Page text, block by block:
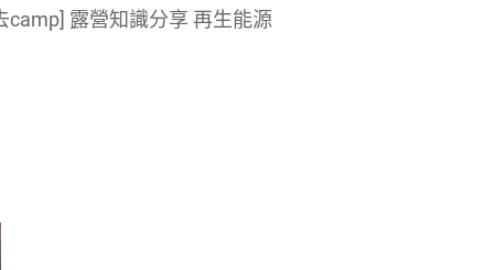
camp] 露營知識分享 再生能源